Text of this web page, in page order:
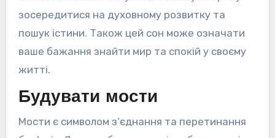
зосередитися на духовному розвитку та
пошук істини. Також цей сон може означати
ваше бажання знайти мир та спокій у своєму
житті.
Будувати мости
Мости є символом з’єднання та перетинання